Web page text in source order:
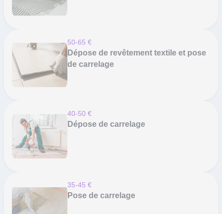
50-65 €
Dépose de revêtement textile et pose
de carrelage
40-50 €
Dépose de carrelage
35-45 €
Pose de carrelage